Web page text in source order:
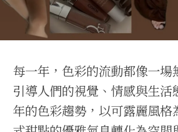
每一年，色彩的流動都像一場
引導人們的視覺、情感與生活
年的色彩趨勢，以可露麗風格